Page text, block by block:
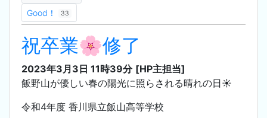
Good！
33
祝卒業🌸修了
2023年3月3日 11時39分 [HP主担当]
飯野山が優しい春の陽光に照らされる晴れの日☀️
令和4年度 香川県立飯山高等学校